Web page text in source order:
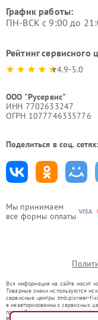
Мы принимаем
все формы оплаты
График работы:
ПН-ВСК с 9:00 до
Рейтинг сервисного
4.9-5.0
ООО "Русервис"
ИНН 7702633247
ОГРН 1077746335776
Поделиться в соц. сетях:
Вся информация на сайте носит
Товарные знаки используются
сервисные центры tmb.pioneer-
в неавторизованных сервисных
правообладателями товарных